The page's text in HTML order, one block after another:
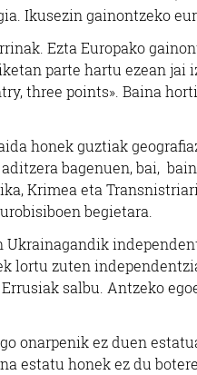
Ikusezin gainontzeko
Ezta Europako
parte hartu ezean jai
three points». Baina
honek guztiak
bagenuen, bai,
Krimea eta
begietara.
Ukrainagandik
lortu zuten
salbu. Antzeko
onarpenik ez duen
estatu honek ez du